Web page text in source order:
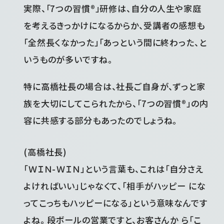
実際、「7つの習慣®」研修は、自分の人生や家庭
を考えるきっかけになるからか、受講者の感想も
「全然長くなかった」「あっという間に終わった、と
いうものが多いですね。
特に高橋社長の場合は、社長ご自身が、ずっと家
族を大切にしてこられたから、「7つの習慣®」の内
容に共感する部分もあったのでしょうね。
(高橋社長)
「ＷＩＮ-ＷＩＮ」という言葉も、これは「自分さえ
よければいい」じゃなくて、「相手がハッピー にな
ってこっちもハッピーになる」という意味なんです
よね。 段ボールの営業ですと、お客さんか ら「こ